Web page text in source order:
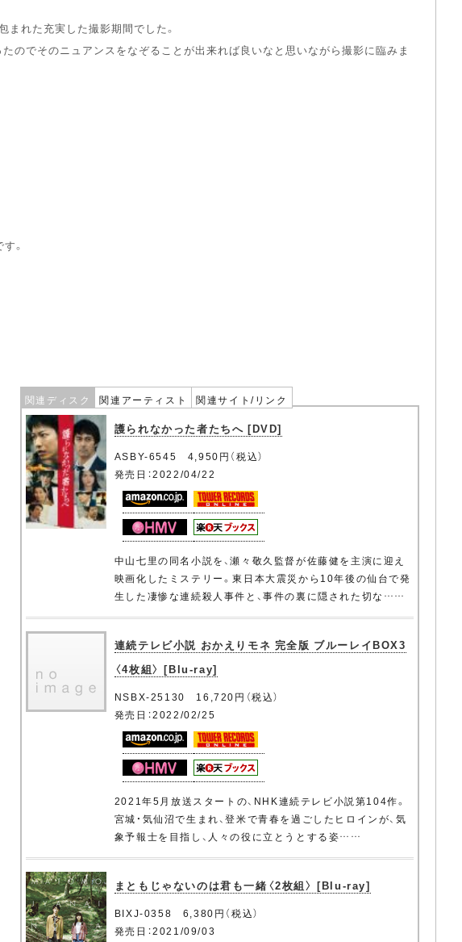
れた充実した撮影期間でした。
のでそのニュアンスをなぞることが出来れば良いなと思いながら撮影に臨みま
。
関連ディスク 関連アーティスト 関連サイト/リンク
護られなかった者たちへ [DVD]
ASBY-6545 4,950円（税込）
発売日：2022/04/22
中山七里の同名小説を、瀬々敬久監督が佐藤健を主演に迎え
映画化したミステリー。東日本大震災から10年後の仙台で発
生した凄惨な連続殺人事件と、事件の裏に隠された切な……
連続テレビ小説 おかえりモネ 完全版 ブルーレイBOX3
〈4枚組〉 [Blu-ray]
NSBX-25130 16,720円（税込）
発売日：2022/02/25
2021年5月放送スタートの、NHK連続テレビ小説第104作。
宮城・気仙沼で生まれ、登米で青春を過ごしたヒロインが、気
象予報士を目指し、人々の役に立とうとする姿……
まともじゃないのは君も一緒〈2枚組〉 [Blu-ray]
BIXJ-0358 6,380円（税込）
発売日：2021/09/03